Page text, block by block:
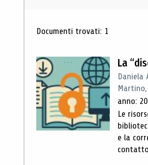
Risultati di
Documenti trovati: 1
La
Daniela
anno:
Le
e la